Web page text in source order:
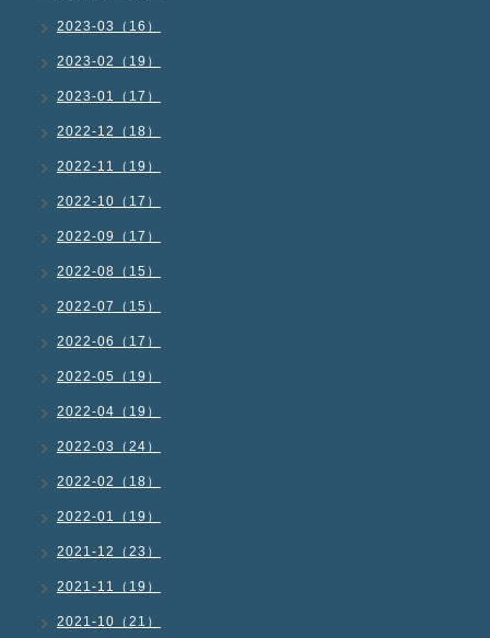
2023-03（16）
2023-02（19）
2023-01（17）
2022-12（18）
2022-11（19）
2022-10（17）
2022-09（17）
2022-08（15）
2022-07（15）
2022-06（17）
2022-05（19）
2022-04（19）
2022-03（24）
2022-02（18）
2022-01（19）
2021-12（23）
2021-11（19）
2021-10（21）